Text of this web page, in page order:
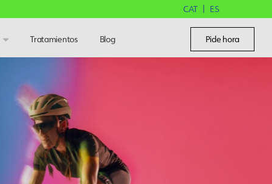
CAT ES
Tratamientos Blog Pide hora